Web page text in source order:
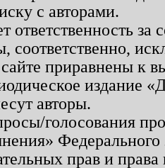
с авторами.
ответственность
соответственно,
приравнены к
издание
авторы.
голосования
прав и